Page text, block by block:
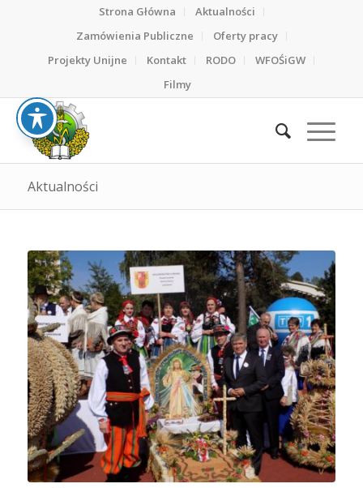
Strona Główna
Aktualności
Zamówienia Publiczne
Oferty pracy
Projekty Unijne
Kontakt RODO
WFOŚiGW
Filmy
Aktualności